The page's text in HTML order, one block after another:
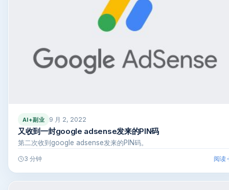
AI+副业 9 月 2, 2022
又收到一封google adsense发来的PIN码
第二次收到google adsense发来的PIN码。
3 分钟 阅读